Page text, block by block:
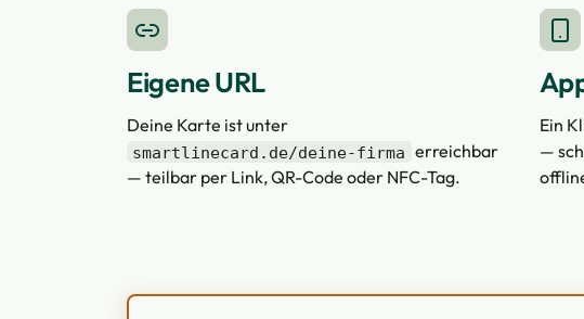
Eigene URL
Deine Karte ist unter
smartlinecard.de/deine-firma erreichbar
— teilbar per Link, QR-Code oder NFC-Tag.
Ein
—